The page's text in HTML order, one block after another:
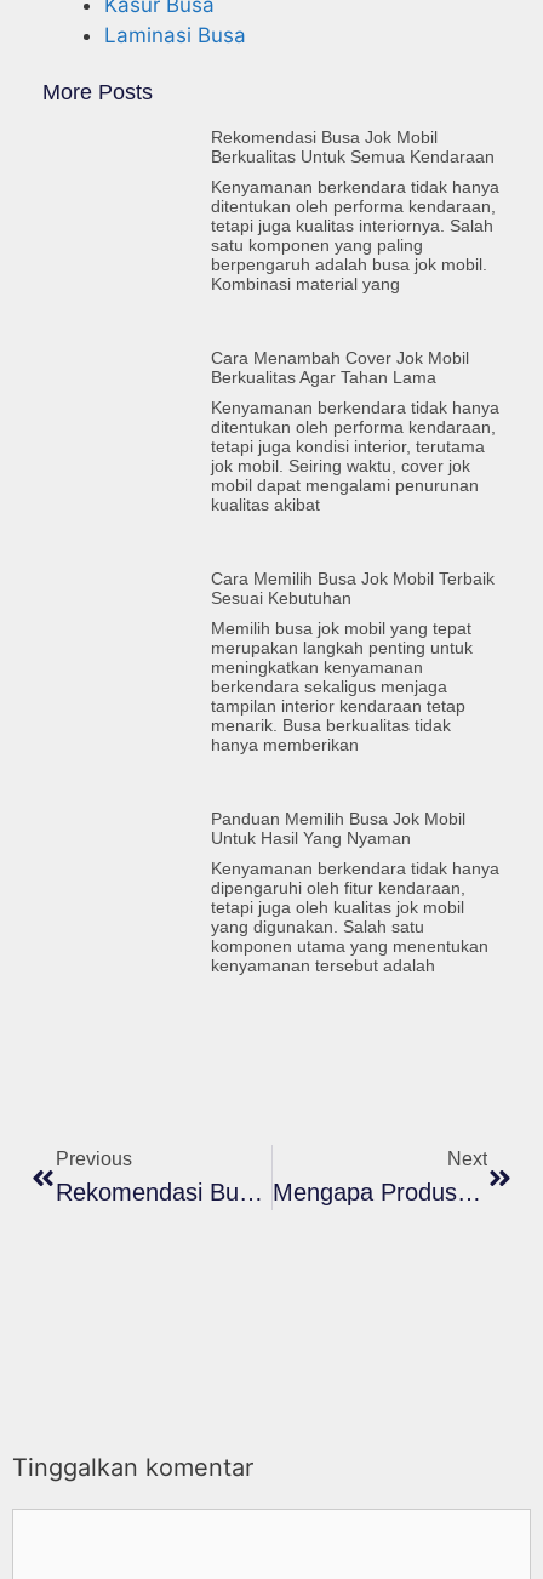
Laminasi Busa
More Posts
Rekomendasi Busa Jok Mobil
Berkualitas Untuk Semua Kendaraan
Kenyamanan berkendara tidak hanya
ditentukan oleh performa kendaraan,
tetapi juga kualitas interiornya. Salah
satu komponen yang paling
berpengaruh adalah busa jok mobil.
Kombinasi material yang
Cara Menambah Cover Jok Mobil
Berkualitas Agar Tahan Lama
Kenyamanan berkendara tidak hanya
ditentukan oleh performa kendaraan,
tetapi juga kondisi interior, terutama
jok mobil. Seiring waktu, cover jok
mobil dapat mengalami penurunan
kualitas akibat
Cara Memilih Busa Jok Mobil Terbaik
Sesuai Kebutuhan
Memilih busa jok mobil yang tepat
merupakan langkah penting untuk
meningkatkan kenyamanan
berkendara sekaligus menjaga
tampilan interior kendaraan tetap
menarik. Busa berkualitas tidak
hanya memberikan
Panduan Memilih Busa Jok Mobil
Untuk Hasil Yang Nyaman
Kenyamanan berkendara tidak hanya
dipengaruhi oleh fitur kendaraan,
tetapi juga oleh kualitas jok mobil
yang digunakan. Salah satu
komponen utama yang menentukan
kenyamanan tersebut adalah
Previous
Rekomendasi Busa Roll Cellindo Putra Untuk Pembuatan Tas
Next
Mengapa Produsen Memilih Busa Tas Dari Cellindo Putra?
Tinggalkan komentar